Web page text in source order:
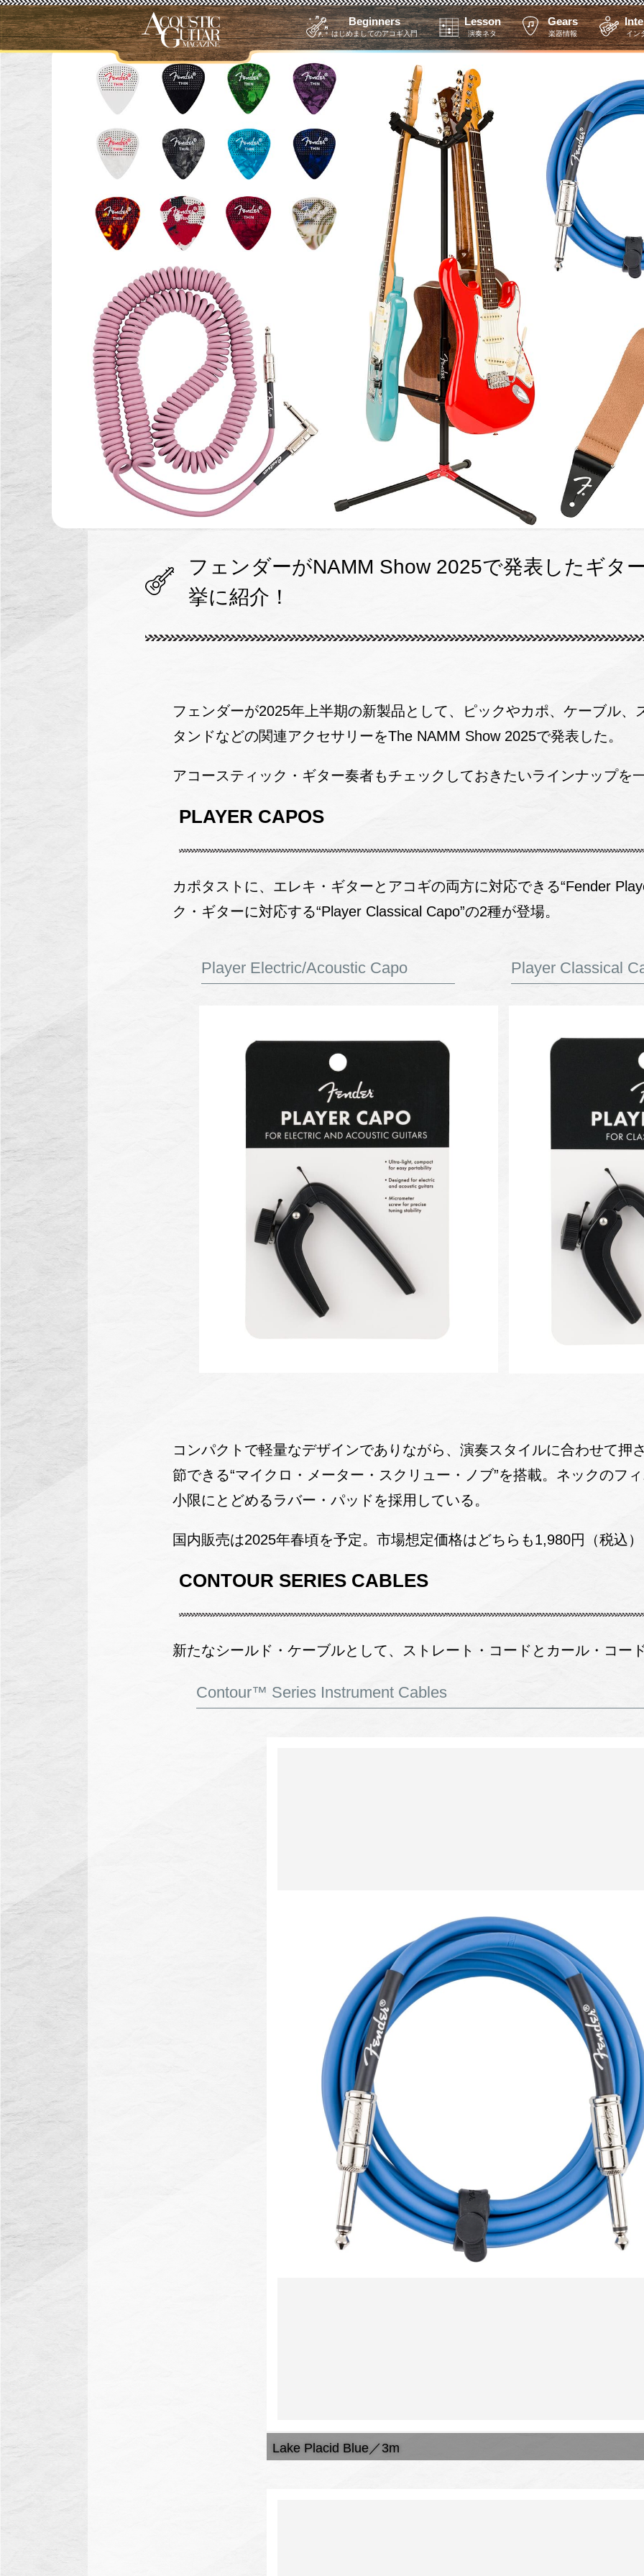
Beginners
はじめましてのアコギ入門
Lesson
演奏ネタ
Gears
楽器情報 イン
フェンダーがNAMM Show 2025で発表したギタ
挙に紹介！
フェンダーが2025年上半期の新製品として、ピックやカポ、ケーブル、
タンドなどの関連アクセサリーをThe NAMM Show 2025で発表した。
アコースティック・ギター奏者もチェックしておきたいラインナップを
PLAYER CAPOS
カポタストに、エレキ・ギターとアコギの両方に対応できる“Fender
ク・ギターに対応する“Player Classical Capo”の2種が登場。
Player Electric/Acoustic Capo Player Classical
コンパクトで軽量なデザインでありながら、演奏スタイルに合わせて押
節できる“マイクロ・メーター・スクリュー・ノブ”を搭載。ネックのフ
小限にとどめるラバー・パッドを採用している。
国内販売は2025年春頃を予定。市場想定価格はどちらも1,980円（税込
CONTOUR SERIES CABLES
新たなシールド・ケーブルとして、ストレート・コードとカール・コー
Contour™ Series Instrument Cables
Lake Placid Blue／3m